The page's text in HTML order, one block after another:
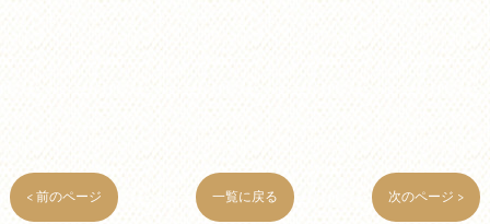
< 前のページ 一覧に戻る 次のページ >